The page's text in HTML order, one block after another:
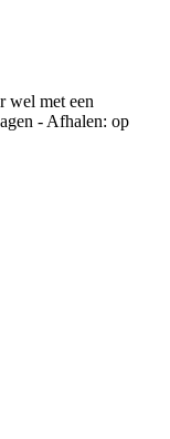
wel met een
- Afhalen: op